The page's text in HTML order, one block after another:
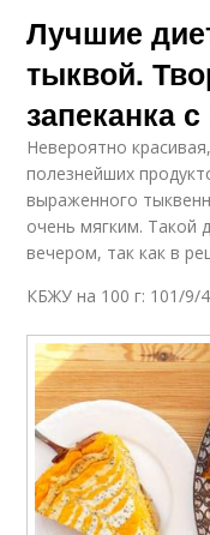
Лучшие
тыквой.
запеканка
Невероятно
полезнейших
выраженного
очень мягким. Такой
вечером, так как в
КБЖУ на 100 г: 101/9/